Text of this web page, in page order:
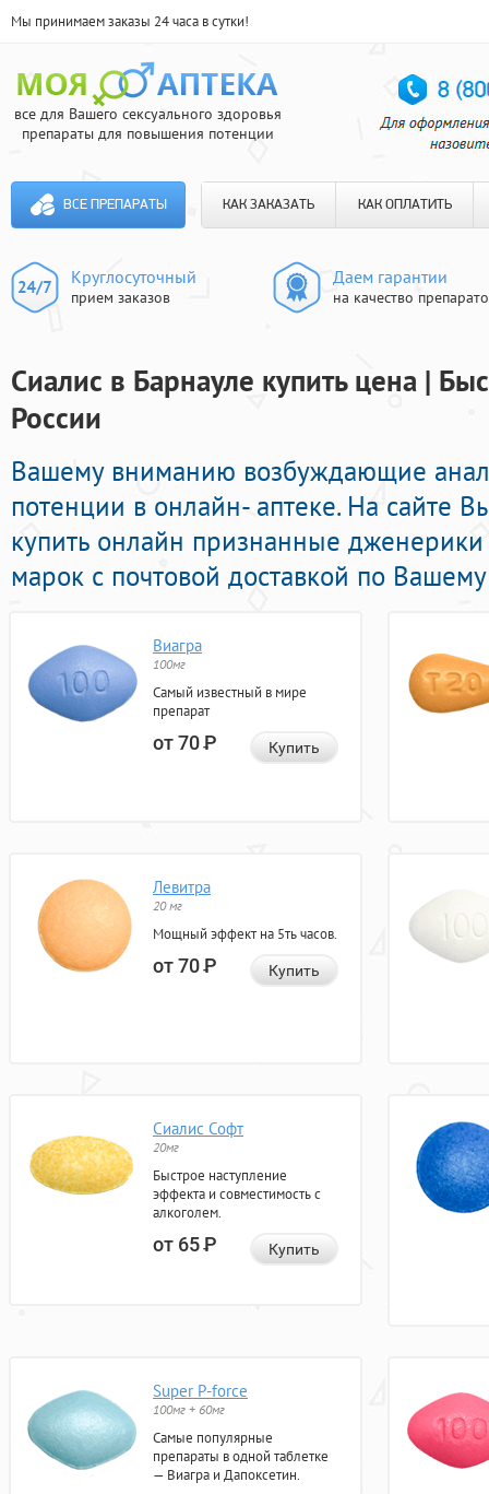
Мы принимаем заказы 24 часа в сутки!
все для Вашего сексуального здоровья
препараты для повышения потенции
ВСЕ ПРЕПАРАТЫ КАК ЗАКАЗАТЬ КАК ОПЛАТИТЬ
Круглосуточный
прием заказов
Даем гарантии
на качество
Сиалис в Барнауле купить цена |
России
Вашему вниманию возбуждающие
потенции в онлайн- аптеке. На сайте
купить онлайн признанные
марок с почтовой доставкой по
Виагра
100мг
Самый известный в мире
препарат
от 70Р Купить
Левитра
20 мг
Мощный эффект на 5ть часов.
от 70Р Купить
Сиалис Софт
20мг
Быстрое наступление
эффекта и совместимость с
алкоголем.
от 65Р Купить
Super P-force
100мг + 60мг
Самые популярные
препараты в одной таблетке
— Виагра и Дапоксетин.